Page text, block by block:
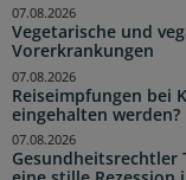
Vegetarische und
Vorerkrankungen
07.08.2026
Reiseimpfungen bei
eingehalten werden?
07.08.2026
Gesundheitsrechtler
07.08.2026